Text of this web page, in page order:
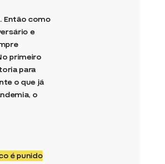
Então como
e
primeiro
para
o que já
o
é punido